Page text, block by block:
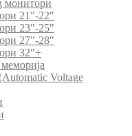
монитори
21″-22″
23″-25″
27″-28″
32″+
Voltage